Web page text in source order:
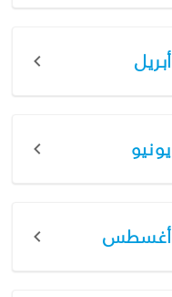
أبريل
يونيو
أغسطس